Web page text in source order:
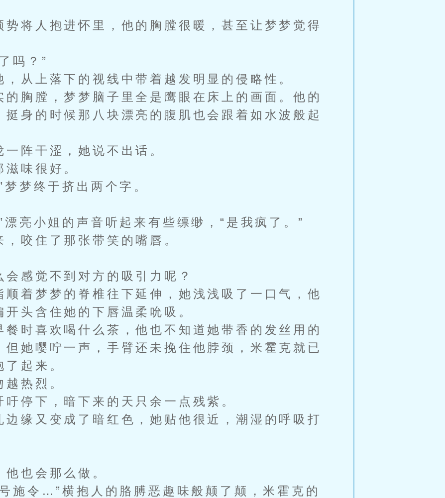
人抱进怀里，他的胸膛很暖，甚至让梦梦觉得
吗？”
上落下的视线中带着越发明显的侵略性。
膛，梦梦脑子里全是鹰眼在床上的画面。他的
挺身的时候那八块漂亮的腹肌也会跟着如水波般起
阵干涩，她说不出话。
味很好。
终于挤出两个字。
小姐的声音听起来有些缥缈，“是我疯了。”
咬住了那张带笑的嘴唇。
感觉不到对方的吸引力呢？
梦梦的脊椎往下延伸，她浅浅吸了一口气，他
头含住她的下唇温柔吮吸。
喜欢喝什么茶，他也不知道她带香的发丝用的
但她嘤咛一声，手臂还未挽住他脖颈，米霍克就已
起来。
热烈。
下，暗下来的天只余一点残紫。
又变成了暗红色，她贴他很近，潮湿的呼吸打
也会那么做。
令…”横抱人的胳膊恶趣味般颠了颠，米霍克的